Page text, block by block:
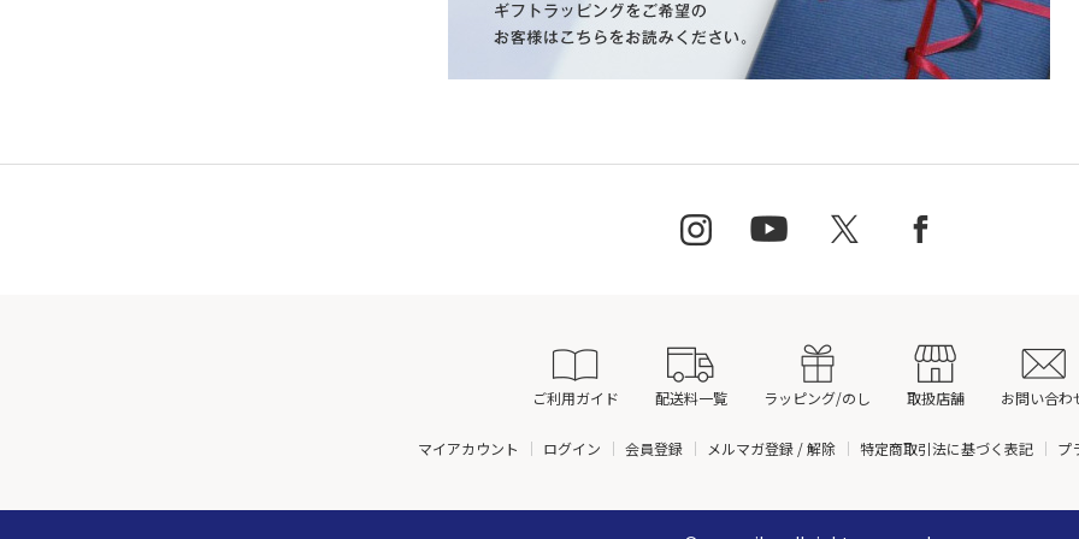
ご利用ガイド 配送料一覧 ラッピング/のし 取扱店舗 お問い合わ
マイアカウント ログイン 会員登録 メルマガ登録 / 解除 特定商取引法に基づく表記 プ